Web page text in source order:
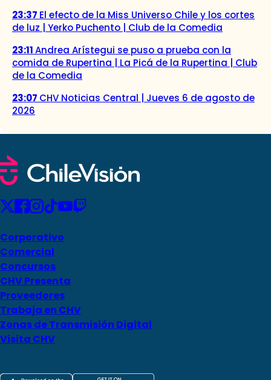
23:37 El efecto de la Miss Universo Chile y los cortes
de luz | Yerko Puchento | Club de la Comedia
23:11Andrea Arístegui se puso a prueba con la
comida de Rupertina | La Picá de la Rupertina | Club
de la Comedia
23:07 CHV Noticias Central | Jueves 6 de agosto de
2026
Corporativo
Comercial
Concursos
CHV Presenta
Proveedores
Trabaja en CHV
Zonas de Transmisión Digital
Visita CHV